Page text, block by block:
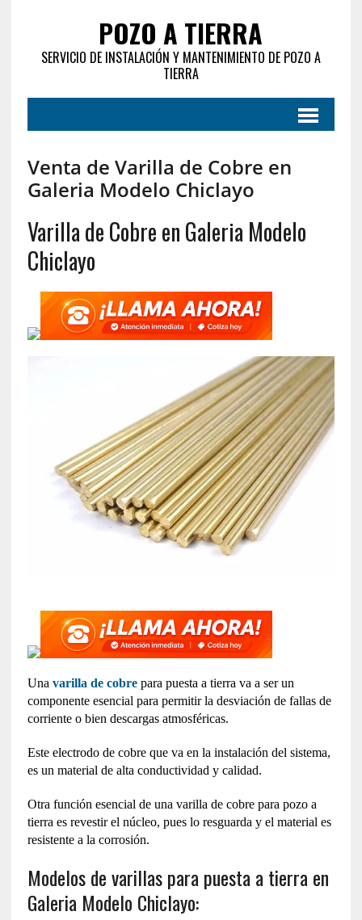
POZO A TIERRA
SERVICIO DE INSTALACIÓN Y MANTENIMIENTO DE POZO A
TIERRA
Venta de Varilla de Cobre en
Galeria Modelo Chiclayo
Varilla de Cobre en Galeria Modelo
Chiclayo
Una varilla de cobrepara puesta a tierra va a ser un
componente esencial para permitir la desviación de fallas de
corriente o bien descargas atmosféricas.
Este electrodo de cobre que va en la instalación del sistema,
es un material de alta conductividad y calidad.
Otra función esencial de una varilla de cobre para pozo a
tierra es revestir el núcleo, pues lo resguarda y el material es
resistente a la corrosión.
Modelos de varillas para puesta a tierra en
Galeria Modelo Chiclayo: